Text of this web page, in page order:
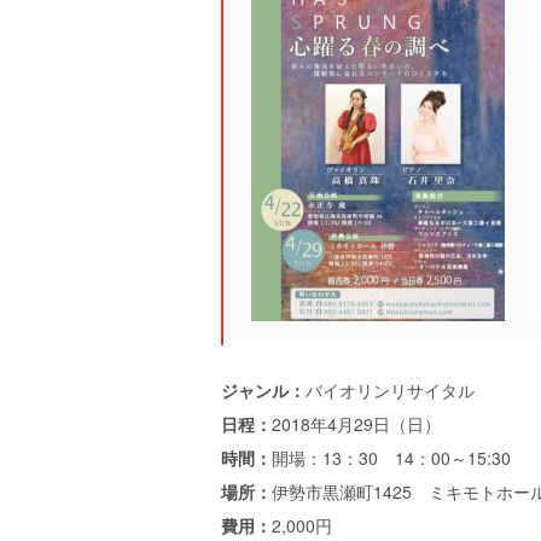
ジャンル： バイオリンリサイタル
日程： 2018年4月29日（日）
時間： 開場：13：30 14：00～15:30
場所： 伊勢市黒瀬町1425 ミキモトホー
費用： 2,000円